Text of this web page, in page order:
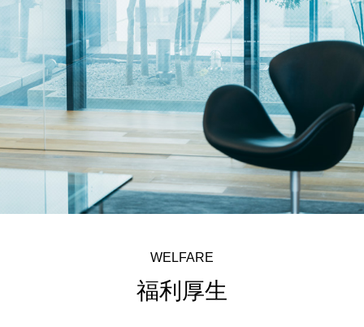
WELFARE
福利厚生